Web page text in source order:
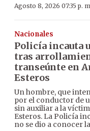
Agosto 8, 2026 07:35 p.
Nacionales
Policía incauta
tras
transeúnte en
Esteros
Un hombre, que
por el conductor de
sin auxiliar a la
Esteros. La Policía
no se dio a conocer